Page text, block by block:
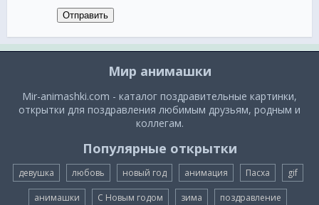
Отправить
Мир анимашки
Mir-animashki.com - каталог поздравительные картинки,
открытки для поздравления любимым друзьям, родным и
коллегам.
Популярные открытки
девушка любовь новый год анимация Пасха gif
анимашки С Новым годом зима поздравление